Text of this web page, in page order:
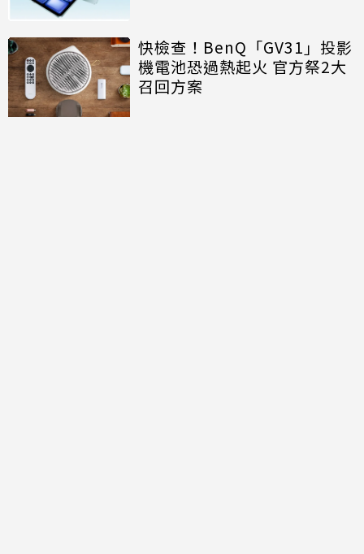
快檢查！BenQ「GV31」投影
機電池恐過熱起火 官方祭2大
召回方案